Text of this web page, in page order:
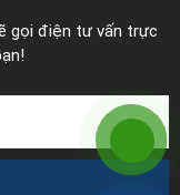
gọi điện tư vấn trực